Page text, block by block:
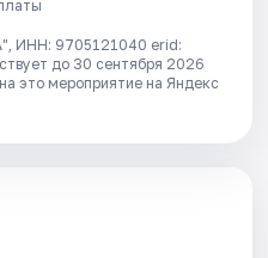
ИНН: 9705121040 erid:
до 30 сентября 2026
это мероприятие на Яндекс